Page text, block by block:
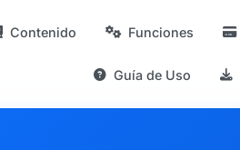
Contenido Funciones
Guía de Uso